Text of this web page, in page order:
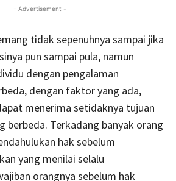
- Advertisement -
tidak sepenuhnya sampai jika
pun sampai pula, namun
dengan pengalaman
dengan faktor yang ada,
menerima setidaknya tujuan
berbeda. Terkadang banyak orang
hak sebelum
yang menilai selalu
orangnya sebelum hak